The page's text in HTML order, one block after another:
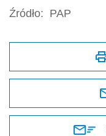
Źródło: PAP